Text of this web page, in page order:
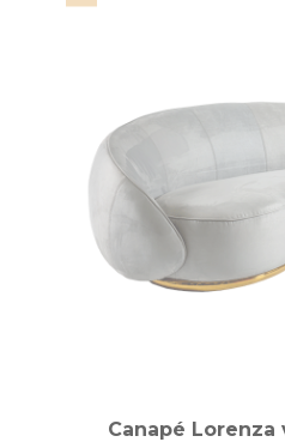
Canapé Lorenza